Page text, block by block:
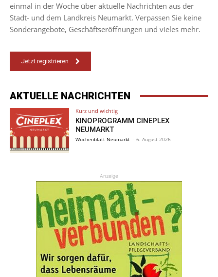
einmal in der Woche über aktuelle Nachrichten aus der
Stadt- und dem Landkreis Neumarkt. Verpassen Sie keine
Sonderangebote, Geschäftseröffnungen und vieles mehr.
Jetzt registrieren
AKTUELLE NACHRICHTEN
Kurz und wichtig
KINOPROGRAMM CINEPLEX
NEUMARKT
Wochenblatt Neumarkt - 6. August 2026
Anzeige